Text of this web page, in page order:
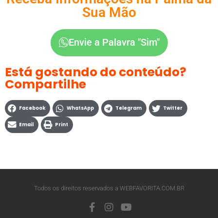
Sua Mão
Envie a Palavra "Sim"
Está gostando do conteúdo?
Compartilhe
Facebook WhatsApp Telegram Twitter
Email Print
Todos os direitos reservados a WEBFAVORITA.COM.BR